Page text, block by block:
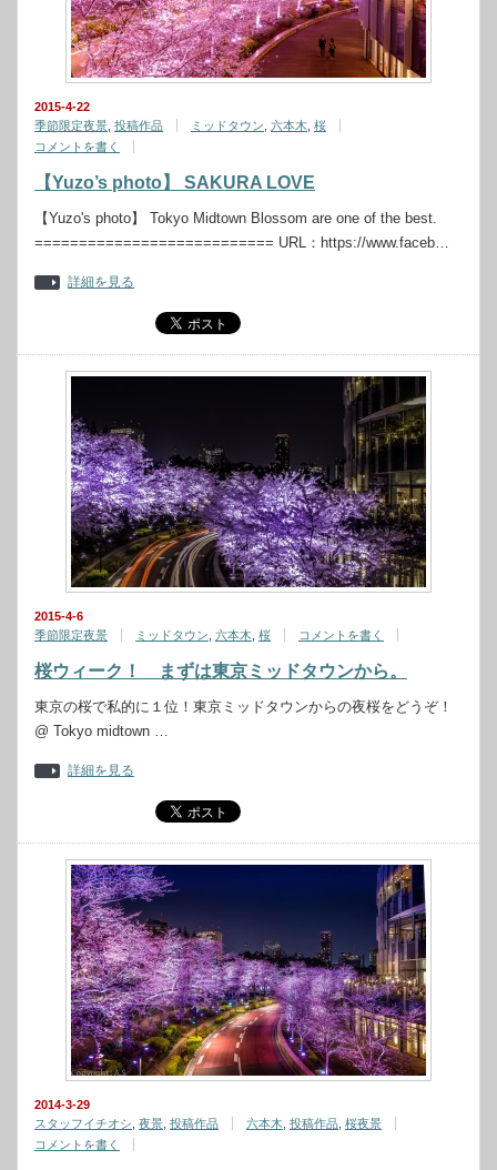
2015-4-22
季節限定夜景 投稿作品 ミッドタウン 六本木 桜
コメントを書く
【Yuzo’s photo】 SAKURA LOVE
【Yuzo's photo】 Tokyo Midtown Blossom are one of the best.
=========================== URL：https://www.faceb…
詳細を見る
2015-4-6
季節限定夜景
ミッドタウン 六本木 桜 コメントを書く
桜ウィーク！ まずは東京ミッドタウンから。
東京の桜で私的に１位！東京ミッドタウンからの夜桜をどうぞ！
@ Tokyo midtown …
詳細を見る
2014-3-29
スタッフイチオシ 夜景 投稿作品 六本木 投稿作品 桜夜景
コメントを書く